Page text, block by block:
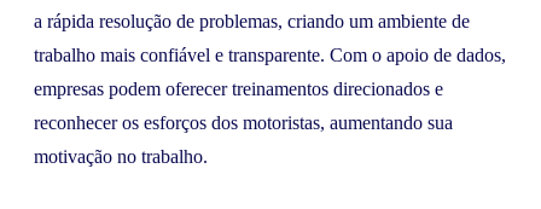
a rápida resolução de problemas, criando um ambiente de
trabalho mais confiável e transparente. Com o apoio de dados,
empresas podem oferecer treinamentos direcionados e
reconhecer os esforços dos motoristas, aumentando sua
motivação no trabalho.